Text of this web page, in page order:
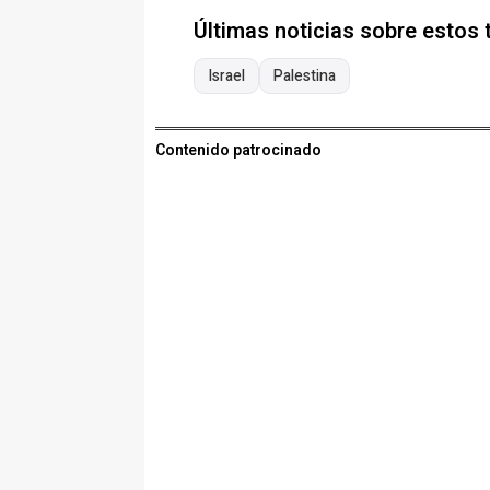
Últimas noticias sobre estos
Israel Palestina
Contenido patrocinado